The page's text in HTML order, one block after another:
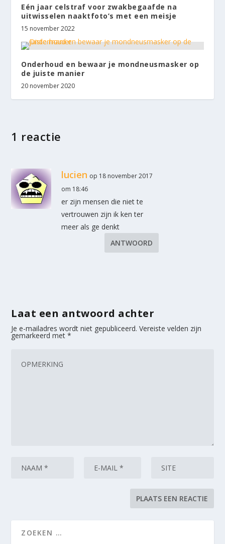
Eén jaar celstraf voor zwakbegaafde na
uitwisselen naaktfoto’s met een meisje
15 november 2022
Onderhoud en bewaar je mondneusmasker op
de juiste manier
20 november 2020
1 reactie
lucien op 18 november 2017
om 18:46
er zijn mensen die niet te
vertrouwen zijn ik ken ter
meer als ge denkt
ANTWOORD
Laat een antwoord achter
Je e-mailadres wordt niet gepubliceerd. Vereiste velden zijn
gemarkeerd met*